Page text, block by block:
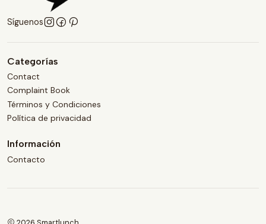
Síguenos
Categorías
Contact
Complaint Book
Términos y Condiciones
Política de privacidad
Información
Contacto